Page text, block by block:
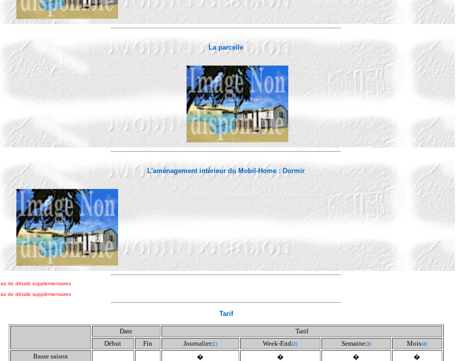
La parcelle
L'aménagement intérieur du Mobil-Home : Dormir
de détails supplementaires
de détails supplémentaires
Tarif
Date
Tarif
Début
Fin Journalier(1) Week-End(2) Semaine(3) Mois(4)
Basse saison � � �
�